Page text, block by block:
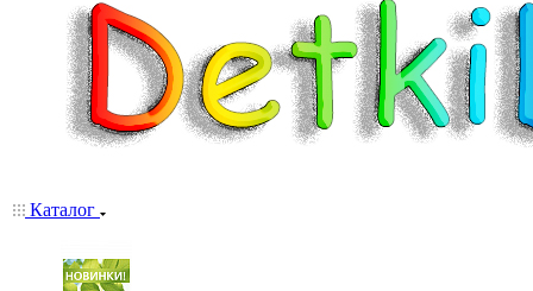
Каталог